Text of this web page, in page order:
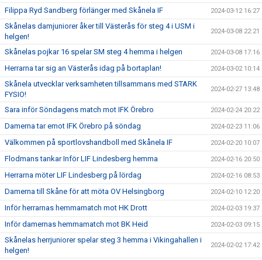
Filippa Ryd Sandberg förlänger med Skånela IF 2024-03-12 16:27
Skånelas damjuniorer åker till Västerås för steg 4 i USM i
helgen!
2024-03-08 22:21
Skånelas pojkar 16 spelar SM steg 4 hemma i helgen 2024-03-08 17:16
Herrarna tar sig an Västerås idag på bortaplan! 2024-03-02 10:14
Skånela utvecklar verksamheten tillsammans med STARK
FYSIO!
2024-02-27 13:48
Sara inför Söndagens match mot IFK Örebro 2024-02-24 20:22
Damerna tar emot IFK Örebro på söndag 2024-02-23 11:06
Välkommen på sportlovshandboll med Skånela IF 2024-02-20 10:07
Flodmans tankar Inför LIF Lindesberg hemma 2024-02-16 20:50
Herrarna möter LIF Lindesberg på lördag 2024-02-16 08:53
Damerna till Skåne för att möta OV Helsingborg 2024-02-10 12:20
Inför herrarnas hemmamatch mot HK Drott 2024-02-03 19:37
Inför damernas hemmamatch mot BK Heid 2024-02-03 09:15
Skånelas herrjuniorer spelar steg 3 hemma i Vikingahallen i
helgen!
2024-02-02 17:42